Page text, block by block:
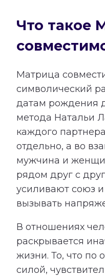
Что такое
Матрица
символический
датам рождения
метода Натальи
каждого
отдельно, а во
мужчина и
рядом друг с
усиливают союз
вызывать
В отношениях
раскрывается
жизни. То, что по
силой,